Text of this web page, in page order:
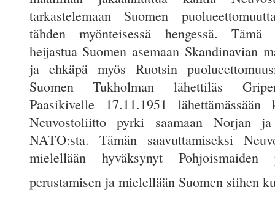
tarkastelemaan Suomen
tähden myönteisessä hengessä.
heijastua Suomen asemaan Skandinavian
ja ehkäpä myös Ruotsin
Suomen Tukholman lähettiläs
Paasikivelle 17.11.1951 lähettämässään
Neuvostoliitto pyrki saamaan Norjan
NATO:sta. Tämän saavuttamiseksi
mielellään hyväksynyt Pohjoismaiden
perustamisen ja mielellään Suomen siihen